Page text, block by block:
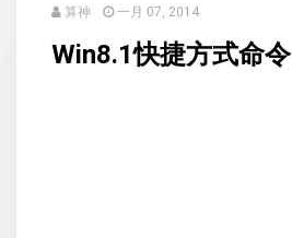
算神 一月 07, 2014
Win8.1快捷方式命令